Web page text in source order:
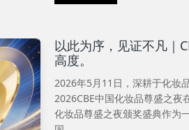
以此为序，见证不凡｜
高度。
2026年5月11日，深耕于化妆
2026CBE中国化妆品尊盛之夜
化妆品尊盛之夜颁奖盛典作为